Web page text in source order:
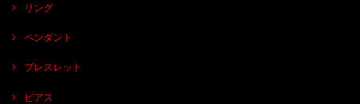
リング
ペンダント
ブレスレット
ピアス